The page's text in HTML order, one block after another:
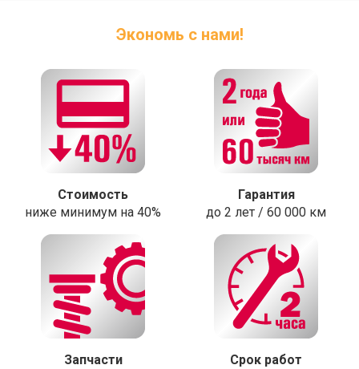
Экономь с нами!
Стоимость
ниже минимум на 40%
Гарантия
до 2 лет / 60 000 км
Запчасти
Срок работ